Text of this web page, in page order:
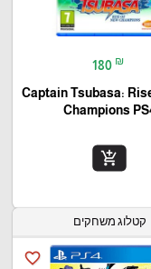
180 ₪
Captain Tsubasa:
Champions
add_shopping_cart
קטלוג משחקים
favorite_border